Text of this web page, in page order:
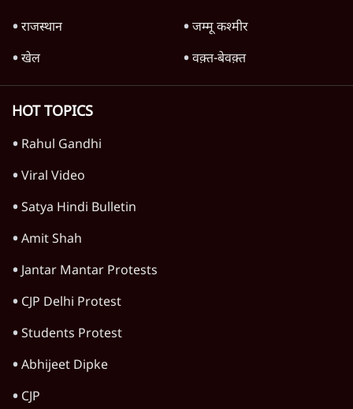
राजस्थान
जम्मू कश्मीर
खेल
वक़्त-बेवक़्त
HOT TOPICS
Rahul Gandhi
Viral Video
Satya Hindi Bulletin
Amit Shah
Jantar Mantar Protests
CJP Delhi Protest
Students Protest
Abhijeet Dipke
CJP